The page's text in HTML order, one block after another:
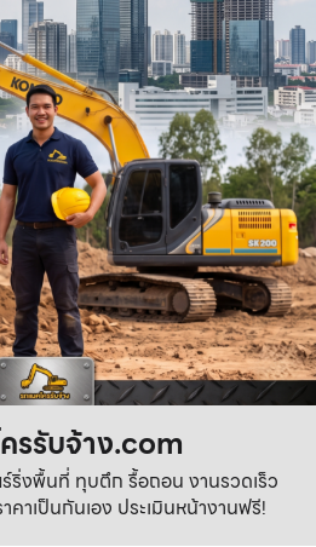
รรับจ้าง.com
ริ่งพื้นที่ ทุบตึก รื้อถอน งานรวดเร็ว
าเป็นกันเอง ประเมินหน้างานฟรี!